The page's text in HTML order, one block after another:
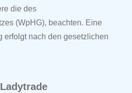
die des
(WpHG), beachten. Eine
erfolgt nach den gesetzlichen
Ladytrade